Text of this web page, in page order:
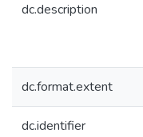
dc.description
dc.format.extent
dc.identifier